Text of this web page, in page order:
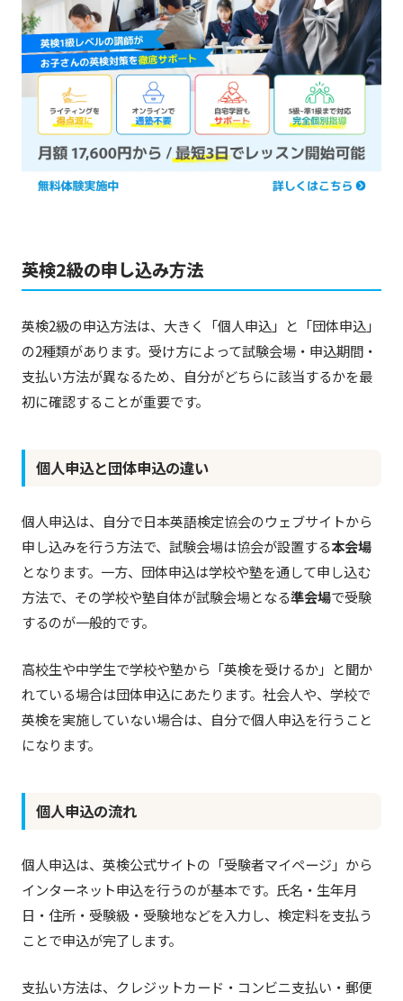
英検2級の申し込み方法
英検2級の申込方法は、大きく「個人申込」と「団体申込」
の2種類があります。受け方によって試験会場・申込期間・
支払い方法が異なるため、自分がどちらに該当するかを最
初に確認することが重要です。
個人申込と団体申込の違い
個人申込は、自分で日本英語検定協会のウェブサイトから
申し込みを行う方法で、試験会場は協会が設置する本会場
となります。一方、団体申込は学校や塾を通して申し込む
方法で、その学校や塾自体が試験会場となる準会場で受験
するのが一般的です。
高校生や中学生で学校や塾から「英検を受けるか」と聞か
れている場合は団体申込にあたります。社会人や、学校で
英検を実施していない場合は、自分で個人申込を行うこと
になります。
個人申込の流れ
個人申込は、英検公式サイトの「受験者マイページ」から
インターネット申込を行うのが基本です。氏名・生年月
日・住所・受験級・受験地などを入力し、検定料を支払う
ことで申込が完了します。
支払い方法は、クレジットカード・コンビニ支払い・郵便